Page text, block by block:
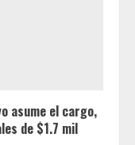
asume el cargo,
de $1.7 mil